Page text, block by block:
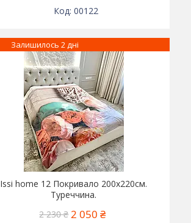
00122
Залишилось 2 дні
Issi home 12 Покривало 200x220см.
Туреччина.
2 230 ₴ 2 050 ₴